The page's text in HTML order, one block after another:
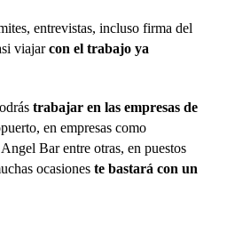
entrevistas, incluso firma del
viajarcon el trabajo ya
trabajar en las empresas de
en empresas como
Bar entre otras, en puestos
ocasiones te bastará con un